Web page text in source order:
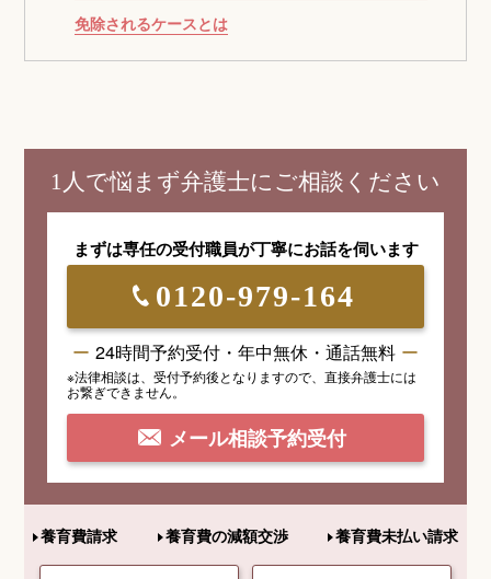
免除されるケースとは
1人で悩まず弁護士にご相談ください
まずは専任の受付職員が丁寧にお話を伺います
0120-979-164
24時間予約受付・年中無休・通話無料
※法律相談は、受付予約後となりますので、 直接弁護士には
お繋ぎできません。
メール相談予約受付
養育費請求 養育費の減額交渉 養育費未払い請求